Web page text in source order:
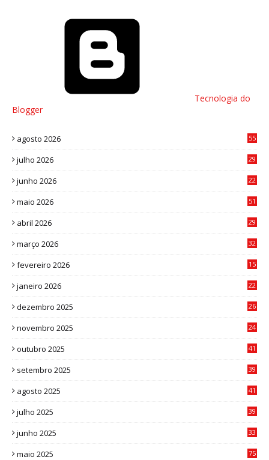
Tecnologia do
Blogger
agosto 2026 55
julho 2026
29
junho 2026
22
maio 2026
51
abril 2026
29
março 2026
32
fevereiro 2026
15
janeiro 2026
22
dezembro 2025
26
novembro 2025
24
outubro 2025
41
setembro 2025
39
agosto 2025
41
julho 2025
39
junho 2025
33
maio 2025 75